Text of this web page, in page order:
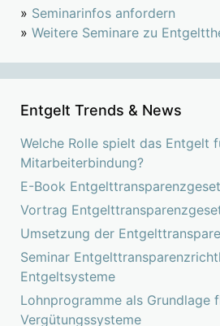
» Seminarinfos anfordern
» Weitere Seminare zu
Entgelt Trends & News
Welche Rolle spielt das Entgelt
Mitarbeiterbindung?
E-Book
Vortrag
Umsetzung der
Seminar
Entgeltsysteme
Lohnprogramme als Grundlage
Vergütungssysteme